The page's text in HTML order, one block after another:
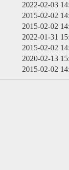
2022-02-03
2015-02-02
2015-02-02
2022-01-31
2015-02-02
2020-02-13
2015-02-02